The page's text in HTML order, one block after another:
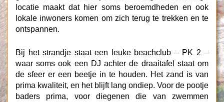
locatie maakt dat hier soms beroemdheden en ook
lokale inwoners komen om zich terug te trekken en te
ontspannen.
Bij het strandje staat een leuke beachclub – PK 2 –
waar soms ook een DJ achter de draaitafel staat om
de sfeer er een beetje in te houden. Het zand is van
prima kwaliteit, en het blijft lang ondiep. Voor de pootje
baders prima, voor diegenen die van zwemmen